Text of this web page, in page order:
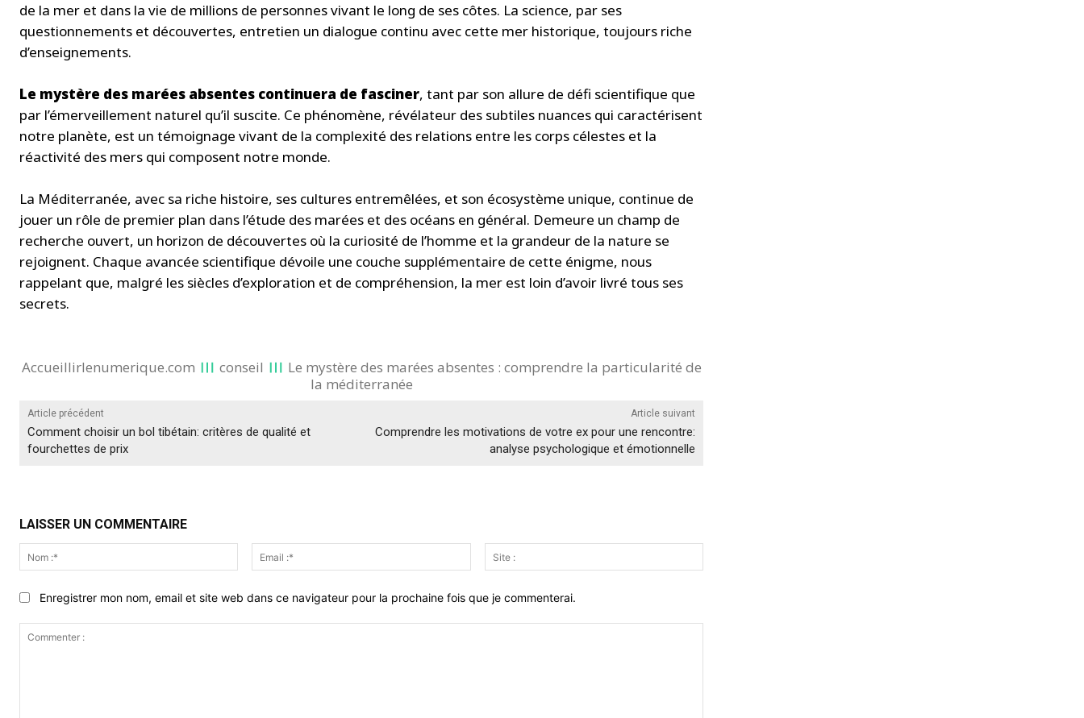
de la mer et dans la vie de millions de personnes vivant le long de ses côtes. La science, par ses
questionnements et découvertes, entretien un dialogue continu avec cette mer historique, toujours riche
d’enseignements.
Le mystère des marées absentes continuera de fasciner, tant par son allure de défi scientifique que
par l’émerveillement naturel qu’il suscite. Ce phénomène, révélateur des subtiles nuances qui caractérisent
notre planète, est un témoignage vivant de la complexité des relations entre les corps célestes et la
réactivité des mers qui composent notre monde.
La Méditerranée, avec sa riche histoire, ses cultures entremêlées, et son écosystème unique, continue de
jouer un rôle de premier plan dans l’étude des marées et des océans en général. Demeure un champ de
recherche ouvert, un horizon de découvertes où la curiosité de l’homme et la grandeur de la nature se
rejoignent. Chaque avancée scientifique dévoile une couche supplémentaire de cette énigme, nous
rappelant que, malgré les siècles d’exploration et de compréhension, la mer est loin d’avoir livré tous ses
secrets.
Accueillirlenumerique.com conseil
Le mystère des marées absentes : comprendre la particularité de
la méditerranée
Article précédent
Comment choisir un bol tibétain: critères de qualité et
fourchettes de prix
Article suivant
Comprendre les motivations de votre ex pour une rencontre:
analyse psychologique et émotionnelle
LAISSER UN COMMENTAIRE
Nom
:*
Email
:*
:
Enregistrer mon nom, email et site web dans ce navigateur pour la prochaine fois que je commenterai.